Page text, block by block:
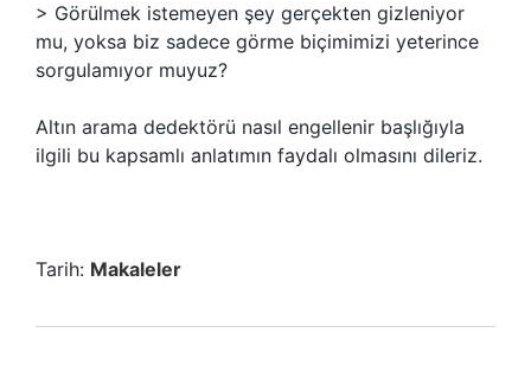
> Görülmek istemeyen şey gerçekten gizleniyor
mu, yoksa biz sadece görme biçimimizi yeterince
sorgulamıyor muyuz?
Altın arama dedektörü nasıl engellenir başlığıyla
ilgili bu kapsamlı anlatımın faydalı olmasını dileriz.
Tarih: Makaleler